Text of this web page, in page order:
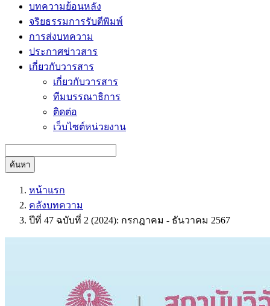
บทความย้อนหลัง
จริยธรรมการรับตีพิมพ์
การส่งบทความ
ประกาศข่าวสาร
เกี่ยวกับวารสาร
เกี่ยวกับวารสาร
ทีมบรรณาธิการ
ติดต่อ
เว็บไซต์หน่วยงาน
ค้นหา
หน้าแรก
คลังบทความ
ปีที่ 47 ฉบับที่ 2 (2024): กรกฎาคม - ธันวาคม 2567